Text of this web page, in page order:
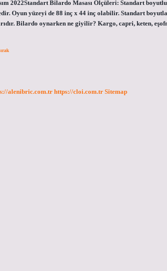
2022Standart Bilardo Masası Ölçüleri: Standart
Oyun yüzeyi de 88 inç x 44 inç olabilir. Standart
Bilardo oynarken ne giyilir? Kargo, capri, keten,
alenibric.com.tr https://cloi.com.tr Sitemap